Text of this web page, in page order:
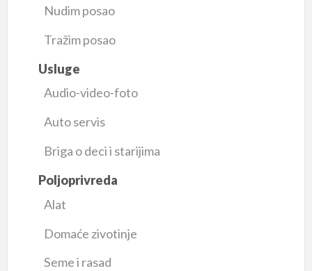
Nudim posao
Tražim posao
Usluge
Audio-video-foto
Auto servis
Briga o deci i starijima
Poljoprivreda
Alat
Domaće zivotinje
Seme i rasad